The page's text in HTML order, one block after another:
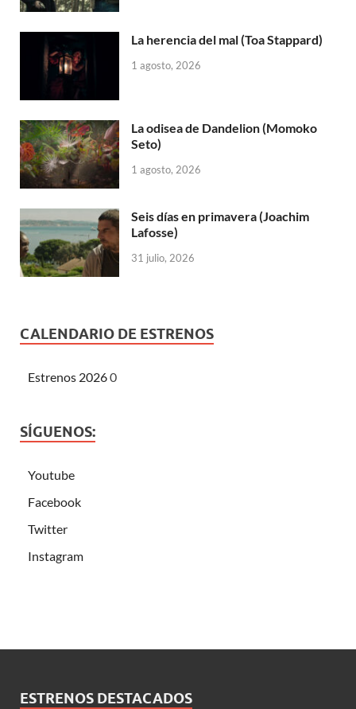
La herencia del mal (Toa Stappard)
1 agosto, 2026
La odisea de Dandelion (Momoko
Seto)
1 agosto, 2026
Seis días en primavera (Joachim
Lafosse)
31 julio, 2026
CALENDARIO DE ESTRENOS
Estrenos 20260
SÍGUENOS:
Youtube
Facebook
Twitter
Instagram
ESTRENOS DESTACADOS